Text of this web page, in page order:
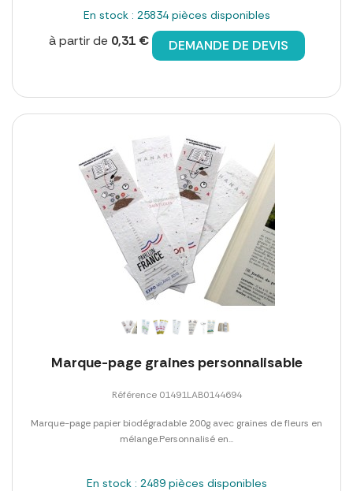
En stock : 25834 pièces disponibles
à partir de 0,31 € DEMANDE DE DEVIS
Marque-page graines personnalisable
Référence 01491LAB0144694
Marque-page papier biodégradable 200g avec graines de fleurs en
mélange.Personnalisé en...
En stock : 2489 pièces disponibles